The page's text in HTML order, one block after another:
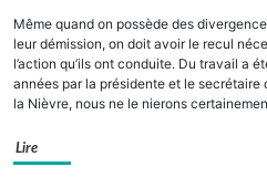
Même quand on possède des
leur démission, on doit avoir le recul
l’action qu’ils ont conduite. Du travail a
années par la présidente et le
la Nièvre, nous ne le nierons
Lire